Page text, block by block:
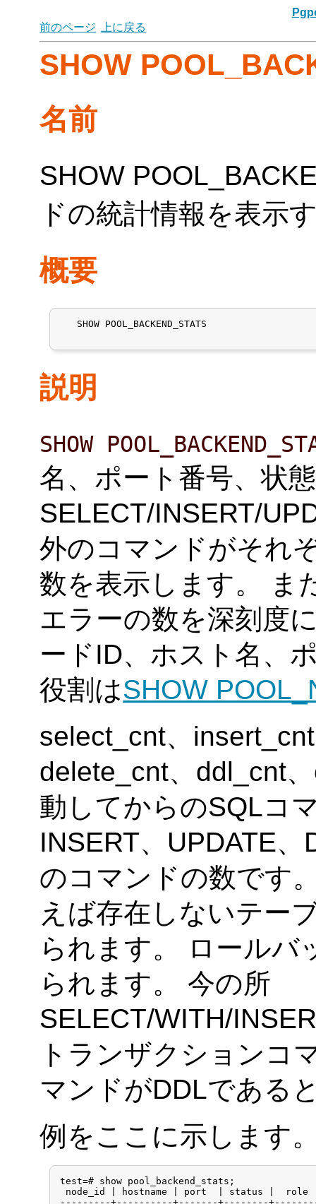
前のページ
上に戻る
SHOW
名前
SHOW
ドの統計情報を表示
概要
   SHOW POOL_BACKEND_STATS
説明
SHOW
名、ポート番号、状
SELECT/INSERT/
外のコマンドがそれ
数を表示します。 ま
エラーの数を深刻度
ードID、ホスト名、
役割はSHOW
select_cnt、
delete_cnt、ddl_cnt
動してからのSQLコ
INSERT、UPDATE
のコマンドの数です
えば存在しないテー
られます。 ロールバ
られます。 今の所
SELECT/WITH/
トランザクションコ
マンドがDDLである
例をここに示します
test=# show pool_backend_stats;
node_id | hostname | port  | status |